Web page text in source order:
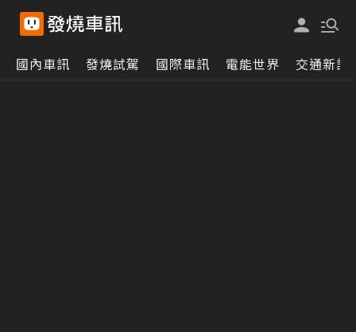
國內車訊 發燒試駕 國際車訊 電能世界 交通新訊